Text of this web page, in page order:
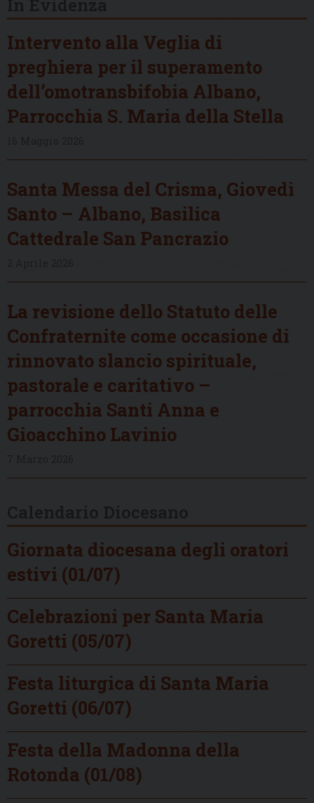
Intervento alla Veglia di
preghiera per il superamento
dell’omotransbifobia Albano,
Parrocchia S. Maria della Stella
Santa Messa del Crisma, Giovedì
Santo – Albano, Basilica
Cattedrale San Pancrazio
La revisione dello Statuto delle
Confraternite come occasione di
rinnovato slancio spirituale,
pastorale e caritativo –
parrocchia Santi Anna e
Gioacchino Lavinio
Giornata diocesana degli oratori
estivi (01/07)
Celebrazioni per Santa Maria
Goretti (05/07)
Festa liturgica di Santa Maria
Goretti (06/07)
Festa della Madonna della
Rotonda (01/08)